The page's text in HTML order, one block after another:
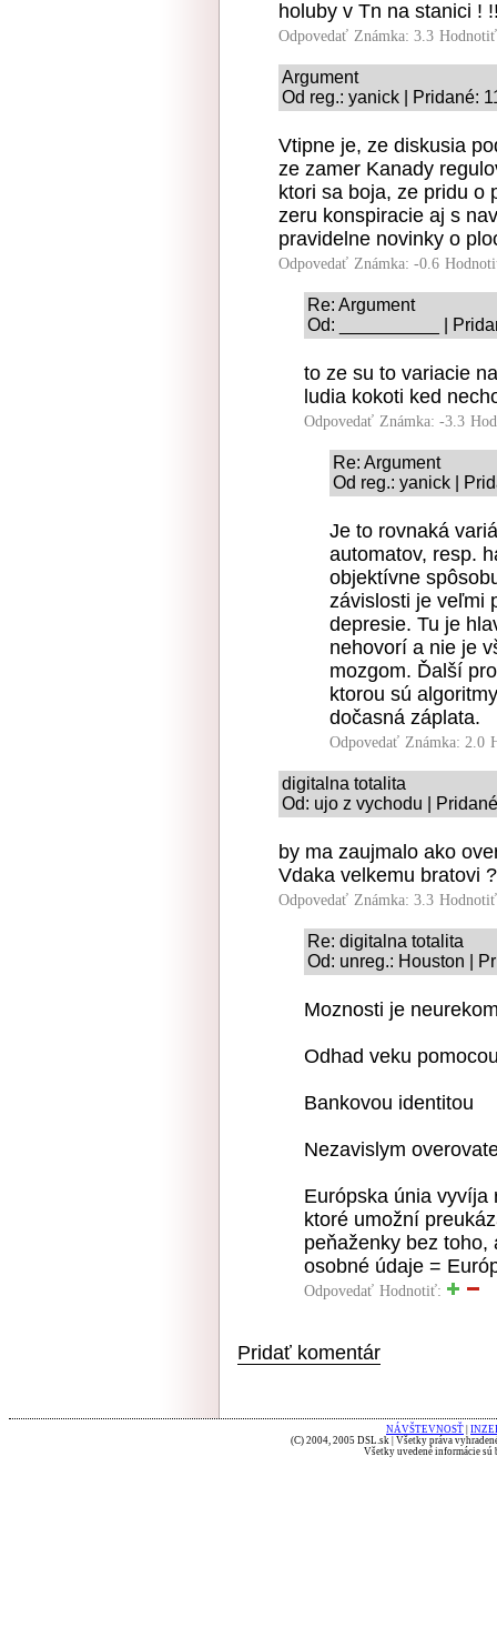
holuby v Tn na stanici !
Odpovedať Známka: 3.3
Argument
Od reg.: yanick | Pridané:
Vtipne je, ze diskusia
ze zamer Kanady
ktori sa boja, ze pridu o
zeru konspiracie aj s
pravidelne novinky o
Odpovedať Známka: -0.6
Re: Argument
Od: __________ |
to ze su to variacie
ludia kokoti ked
Odpovedať Známka: -3.3
Re: Argument
Od reg.: yanick |
Je to rovnaká
automatov, resp.
objektívne
závislosti je veľmi
depresie. Tu je
nehovorí a nie je
mozgom. Ďalší
ktorou sú
dočasná záplata.
Odpovedať Známka: 2.0
digitalna totalita
Od: ujo z vychodu |
by ma zaujmalo ako
Vdaka velkemu bratovi ?
Odpovedať Známka: 3.3
Re: digitalna totalita
Od: unreg.: Houston |
Moznosti je
Odhad veku
Bankovou identitou
Nezavislym
Európska únia vyvíja
ktoré umožní
peňaženky bez
osobné údaje =
Odpovedať Hodnotiť:
Pridať komentár
NÁVŠTEVNOSŤ
(C) 2004, 2005 DSL.sk | Všetky práva
Všetky uvedené informácie sú